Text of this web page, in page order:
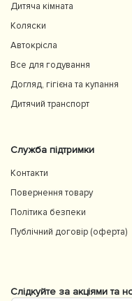
Дитяча кімната
Коляски
Автокрісла
Все для годування
Догляд, гігієна та купання
Дитячий транспорт
Служба підтримки
Контакти
Повернення товару
Політика безпеки
Публічний договір (оферта)
Слідкуйте за акціями та